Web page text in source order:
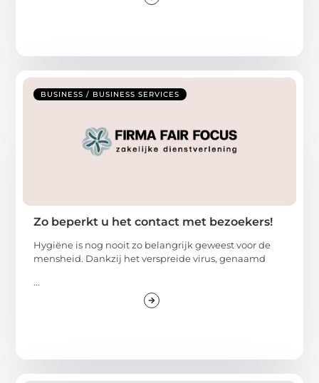
BUSINESS / BUSINESS SERVICES
Zo beperkt u het contact met bezoekers!
Hygiëne is nog nooit zo belangrijk geweest voor de
mensheid. Dankzij het verspreide virus, genaamd
...